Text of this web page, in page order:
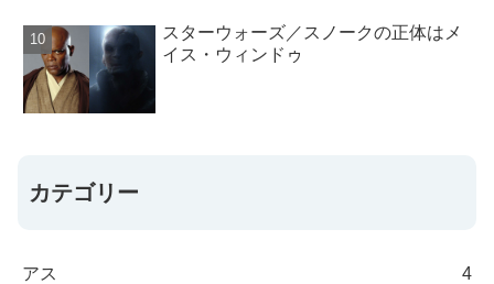
スターウォーズ／スノークの正体はメ
イス・ウィンドゥ
カテゴリー
アス 4